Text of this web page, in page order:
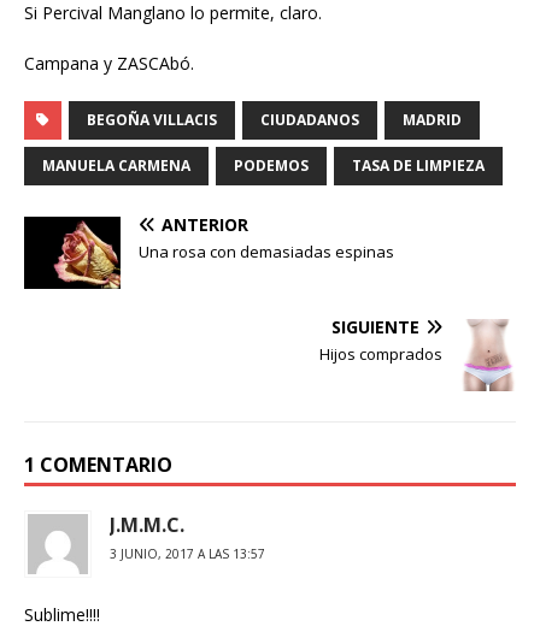
Si Percival Manglano lo permite, claro.
Campana y ZASCAbó.
BEGOÑA VILLACIS CIUDADANOS MADRID
MANUELA CARMENA PODEMOS TASA DE LIMPIEZA
ANTERIOR
Una rosa con demasiadas espinas
SIGUIENTE
Hijos comprados
1 COMENTARIO
J.M.M.C.
3 JUNIO, 2017 A LAS 13:57
Sublime!!!!